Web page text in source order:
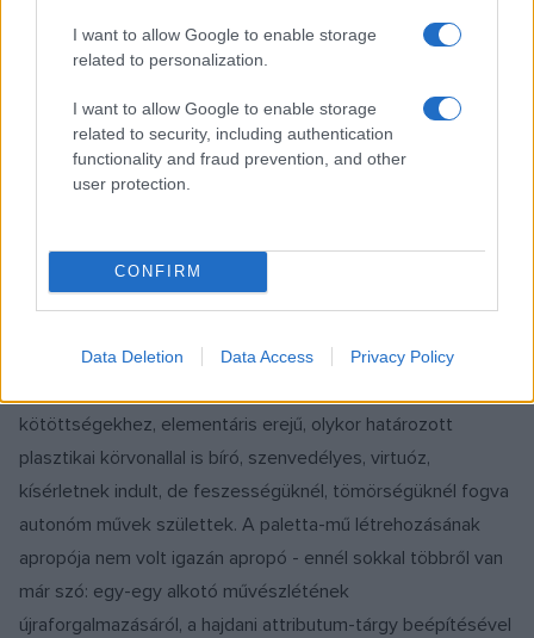
I want to allow Google to enable storage
related to personalization.
I want to allow Google to enable storage
related to security, including authentication
functionality and fraud prevention, and other
user protection.
CONFIRM
Data Deletion Data Access Privacy Policy
ráépítéssel: a művész műtermének, mindennapjainak
kellékei, az alkotással töltött idő "hordalékai" szerepelnek
kis inventárában, egy huszadik század második felében élő
urbánus művész környezetének apró tárgyai válnak
kellékekből művé. A tárlat meglepetése az a
műtárgyegyüttes, amelyet erre az alkalomra készítettek az
frappáns vizuális gegek jelennek meg ezeken a műveken,
hanem átütő erejű, bámulatos vitalitást tükröző, sokszor
határozott, íratlan szabályainak fittyet hányva, nem
kötöttségekhez, elementáris erejű, olykor határozott
plasztikai körvonallal is bíró, szenvedélyes, virtuóz,
kísérletnek indult, de feszességüknél, tömörségüknél fogva
autonóm művek születtek. A paletta-mű létrehozásának
apropója nem volt igazán apropó - ennél sokkal többről van
már szó: egy-egy alkotó művészlétének
újraforgalmazásáról, a hajdani attributum-tárgy beépítésével